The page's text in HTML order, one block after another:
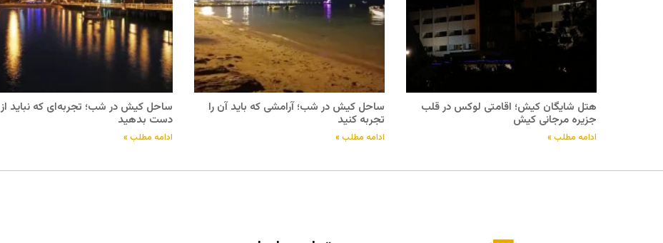
هتل شایگان کیش؛ اقامتی لوکس در قلب
جزیره مرجانی کیش
ادامه مطلب »
ساحل کیش در شب؛ آرامشی که باید آن را
تجربه کنید
ادامه مطلب »
ساحل کیش در شب؛ تجربه‌ای که نباید از
دست بدهید
ادامه مطلب »